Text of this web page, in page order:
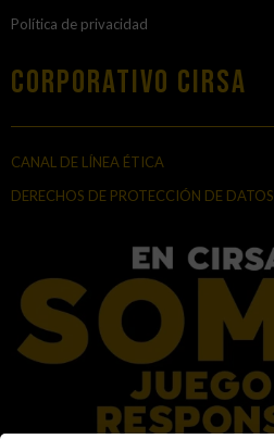
Política de privacidad
Corporativo Cirsa
CANAL DE LÍNEA ÉTICA
DERECHOS DE PROTECCIÓN DE DATOS